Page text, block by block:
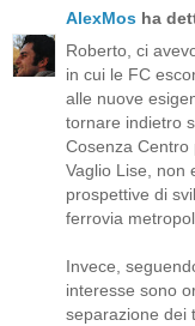
AlexMos ha
Roberto, ci
in cui le FC
alle nuove
tornare indietro
Cosenza
Vaglio Lise, non
prospettive di
ferrovia
Invece,
interesse sono
separazione dei